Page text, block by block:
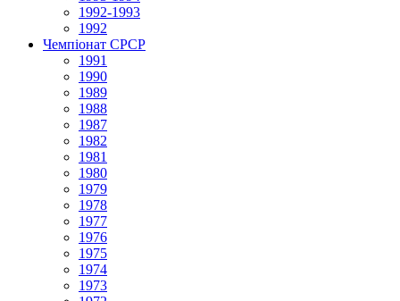
1992-1993
1992
Чемпіонат СРСР
1991
1990
1989
1988
1987
1982
1981
1980
1979
1978
1977
1976
1975
1974
1973